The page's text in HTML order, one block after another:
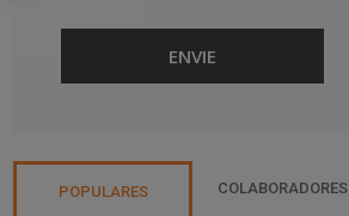
POPULARES COLABORADORES